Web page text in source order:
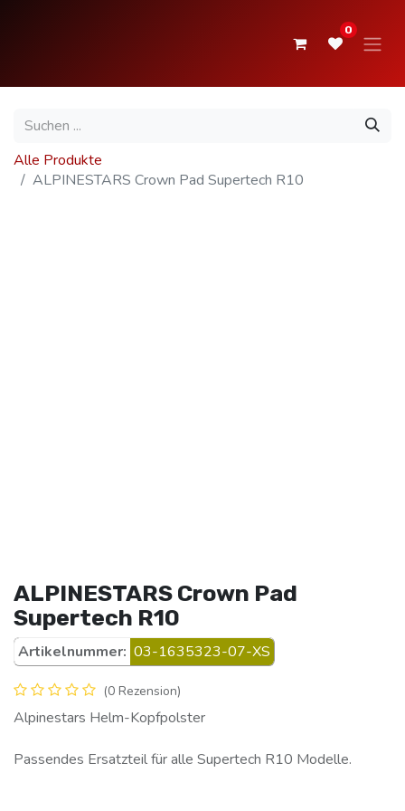
0
Alle Produkte
ALPINESTARS Crown Pad Supertech R10
ALPINESTARS Crown Pad
Supertech R10
Artikelnummer: 03-1635323-07-XS
(0 Rezension)
Alpinestars Helm-Kopfpolster
Passendes Ersatzteil für alle Supertech R10 Modelle.